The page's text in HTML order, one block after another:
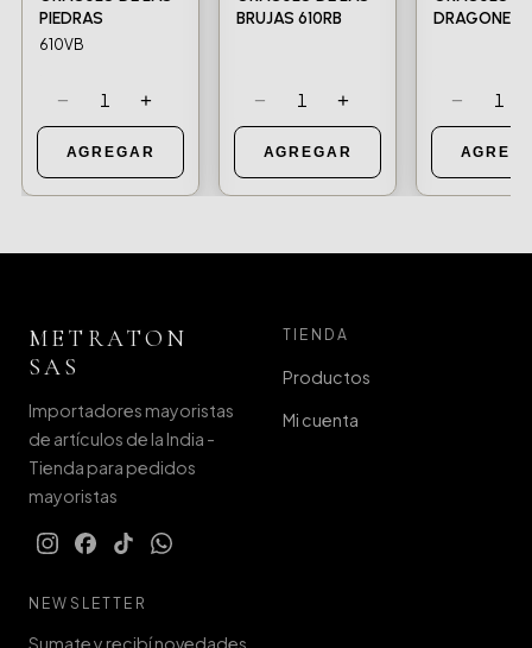
PIEDRAS
610VB
− 1 +
AGREGAR
BRUJAS 610RB
− 1 +
AGREGAR
DRAGONES
− 1
METRATON
SAS
Importadores mayoristas
de artículos de la India -
Tienda para pedidos
mayoristas
TIENDA
Productos
Mi cuenta
NEWSLETTER
Sumate y recibí novedades